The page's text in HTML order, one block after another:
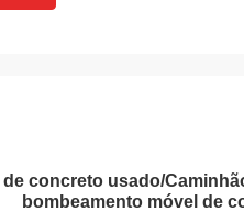
concreto usado/
bombeamento móvel de